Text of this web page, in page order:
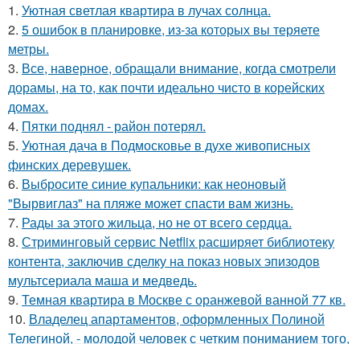
1. Уютная светлая квартира в лучах солнца.
2. 5 ошибок в планировке, из-за которых вы теряете
метры.
3. Все, наверное, обращали внимание, когда смотрели
дорамы, на то, как почти идеально чисто в корейских
домах.
4. Пятки поднял - район потерял.
5. Уютная дача в Подмосковье в духе живописных
финских деревушек.
6. Выбросите синие купальники: как неоновый
"Вырвиглаз" на пляже может спасти вам жизнь.
7. Рады за этого жильца, но не от всего сердца.
8. Стриминговый сервис Netflix расширяет библиотеку
контента, заключив сделку на показ новых эпизодов
мультсериала маша и медведь.
9. Темная квартира в Москве с оранжевой ванной 77 кв.
10. Владелец апартаментов, оформленных Полиной
Телегиной, - молодой человек с четким пониманием того,